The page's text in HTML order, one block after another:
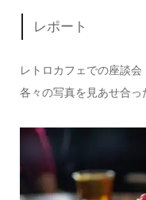
レポート
レトロカフェでの座談会
各々の写真を見あせ合っ